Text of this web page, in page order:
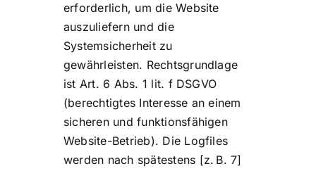
erforderlich, um die Website
auszuliefern und die
Systemsicherheit zu
gewährleisten. Rechtsgrundlage
ist Art. 6 Abs. 1 lit. f DSGVO
(berechtigtes Interesse an einem
sicheren und funktionsfähigen
Website-Betrieb). Die Logfiles
werden nach spätestens [z. B. 7]